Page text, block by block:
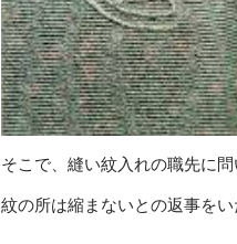
そこで、縫い紋入れの職先に
紋の所は縮まないとの返事をい